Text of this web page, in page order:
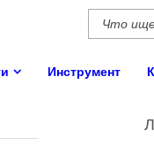
Инструмент